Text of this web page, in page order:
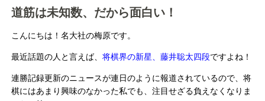
道筋は未知数、だから面白い！
こんにちは！名大社の梅原です。
最近話題の人と言えば、将棋界の新星、藤井聡太四段ですよね！
連勝記録更新のニュースが連日のように報道されているので、将
棋にはあまり興味のなかった私でも、注目せざる負えなくなりま